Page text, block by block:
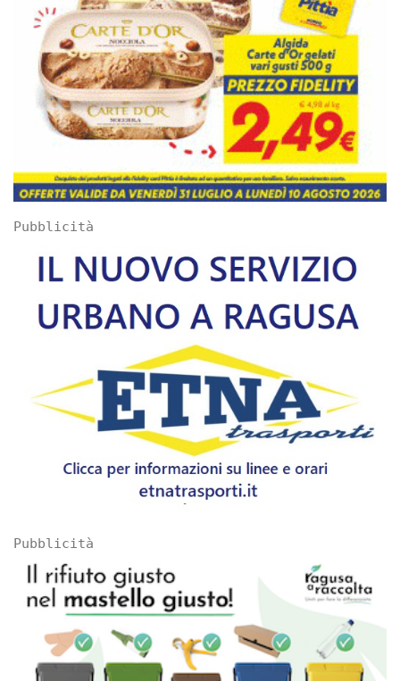
Pubblicità
Pubblicità